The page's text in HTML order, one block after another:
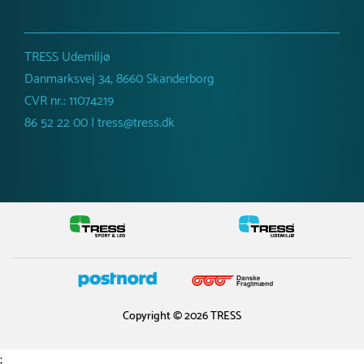
TRESS Udemiljø
Danmarksvej 34, 8660 Skanderborg
CVR nr.: 11074219
86 52 22 00 | tress@tress.dk
Copyright © 2026 TRESS